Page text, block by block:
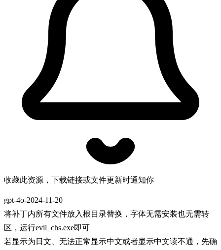
收藏此资源，下载链接或文件更新时通知你
gpt-4o-2024-11-20
将补丁内所有文件放入根目录替换，字体无需安装也无需转
区，运行evil_chs.exe即可
若显示为日文、无法正常显示中文或者显示中文读不通，先确